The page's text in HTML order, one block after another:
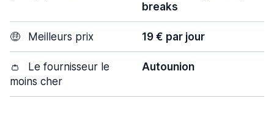
breaks
🤑 Meilleurs prix 19 € par jour
👛
Le fournisseur le
moins cher
Autounion